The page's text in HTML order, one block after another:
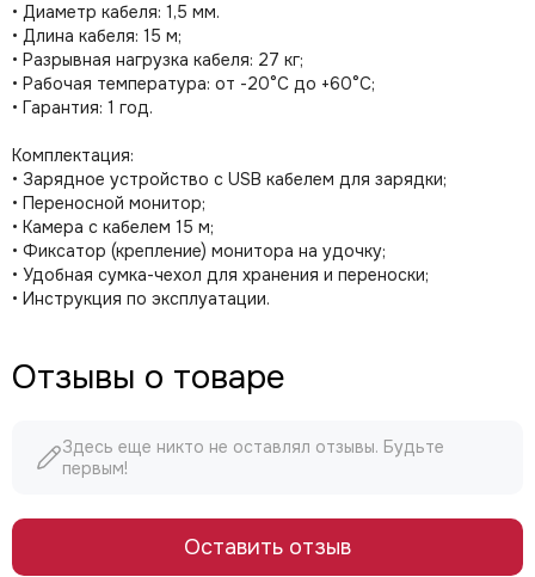
• Диаметр кабеля: 1,5 мм.
• Длина кабеля: 15 м;
• Разрывная нагрузка кабеля: 27 кг;
• Рабочая температура: от -20°C до +60°C;
• Гарантия: 1 год.
Комплектация:
• Зарядное устройство с USB кабелем для зарядки;
• Переносной монитор;
• Камера с кабелем 15 м;
• Фиксатор (крепление) монитора на удочку;
• Удобная сумка-чехол для хранения и переноски;
• Инструкция по эксплуатации.
Отзывы о товаре
Здесь еще никто не оставлял отзывы. Будьте
первым!
Оставить отзыв